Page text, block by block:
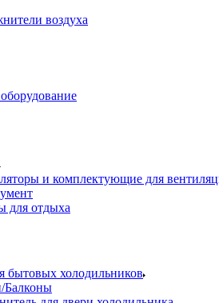
воздуха
и комплектующие для
для отдыха
бытовых холодильников
Балконы